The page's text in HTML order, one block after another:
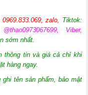
zalo, Tiktok:
Viber,
sớm nhất.
thông tin và giá cả chỉ khi
hàng ngay.
tên sản phẩm, bảo mật